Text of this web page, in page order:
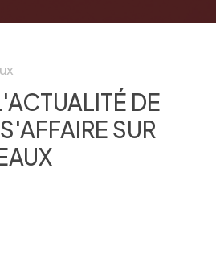
DE
SUR